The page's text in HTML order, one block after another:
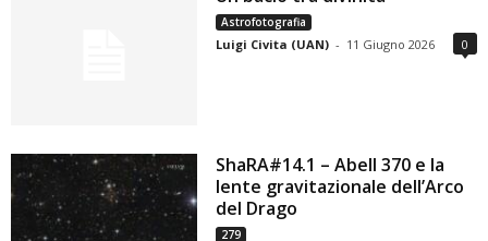
Astrofotografia
Luigi Civita (UAN) - 11 Giugno 2026 0
ShaRA#14.1 – Abell 370 e la
lente gravitazionale dell’Arco
del Drago
279